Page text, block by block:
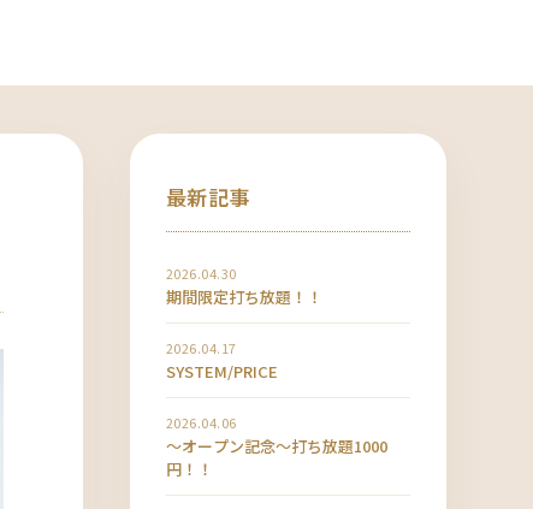
最新記事
2026.04.30
期間限定打ち放題！！
2026.04.17
SYSTEM/PRICE
2026.04.06
〜オープン記念〜打ち放題1000
円！！